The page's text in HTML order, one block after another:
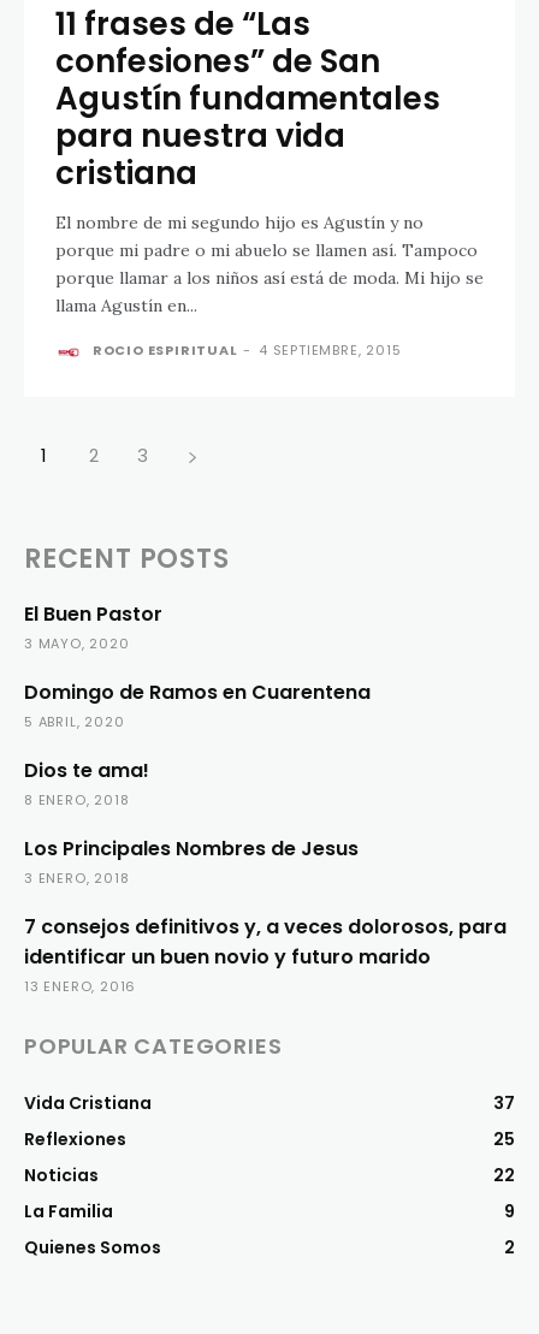
11 frases de “Las
confesiones” de San
Agustín fundamentales
para nuestra vida
cristiana
El nombre de mi segundo hijo es Agustín y no
porque mi padre o mi abuelo se llamen así. Tampoco
porque llamar a los niños así está de moda. Mi hijo se
llama Agustín en...
ROCIO ESPIRITUAL - 4 SEPTIEMBRE, 2015
1 2 3
RECENT POSTS
El Buen Pastor
3 MAYO, 2020
Domingo de Ramos en Cuarentena
5 ABRIL, 2020
Dios te ama!
8 ENERO, 2018
Los Principales Nombres de Jesus
3 ENERO, 2018
7 consejos definitivos y, a veces dolorosos, para
identificar un buen novio y futuro marido
13 ENERO, 2016
POPULAR CATEGORIES
Vida Cristiana
37
Reflexiones
25
Noticias
22
La Familia
9
Quienes Somos
2